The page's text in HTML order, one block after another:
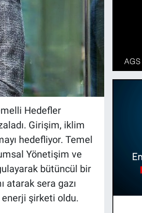
Hedefler
Girişim, iklim
hedefliyor. Temel
Yönetişim ve
bütüncül bir
atarak sera gazı
şirketi oldu.